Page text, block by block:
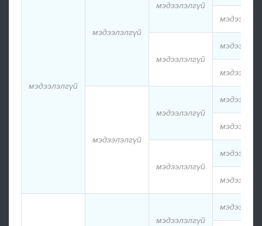
мэдээлэлгүй
мэдээлэлгүй
мэдээлэлгүй
мэдээлэлгүй
мэдээлэлгүй
мэдээлэлгүй
мэдээлэлгүй
мэдээлэлгүй